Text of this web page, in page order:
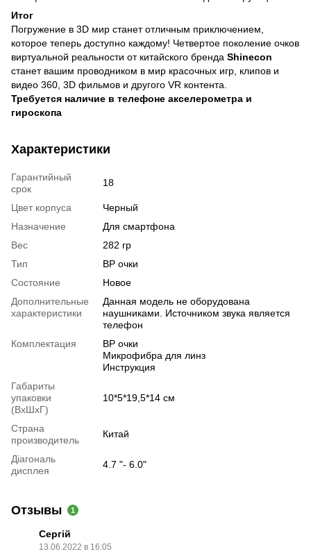
Итог
Погружение в 3D мир станет отличным приключением,
которое теперь доступно каждому! Четвертое поколение очков
виртуальной реальности от китайского бренда Shinecon
станет вашим проводником в мир красочных игр, клипов и
видео 360, 3D фильмов и другого VR контента.
Требуется наличие в телефоне акселерометра и
гироскопа
Характеристики
Гарантийный
срок
18
Цвет корпуса
Черный
Назначение
Для смартфона
Вес
282 гр
Тип
ВР очки
Состояние
Новое
Дополнительные
характеристики
Данная модель не оборудована
наушниками. Источником звука является
телефон
Комплектация
ВР очки
Микрофибра для линз
Инструкция
Габариты
упаковки
(ВхШхГ)
10*5*19,5*14 см
Страна
производитель
Китай
Діагональ
дисплея
4.7 "- 6.0"
Отзывы 1
Сергій
13.06.2022 в 16:05